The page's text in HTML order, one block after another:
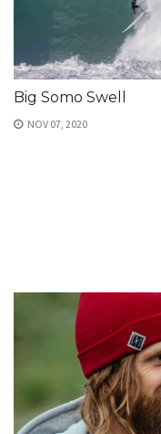
Big Somo Swell
NOV 07, 2020